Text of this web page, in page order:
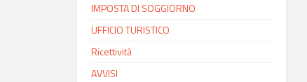
IMPOSTA DI SOGGIORNO
UFFICIO TURISTICO
Ricettività
AVVISI